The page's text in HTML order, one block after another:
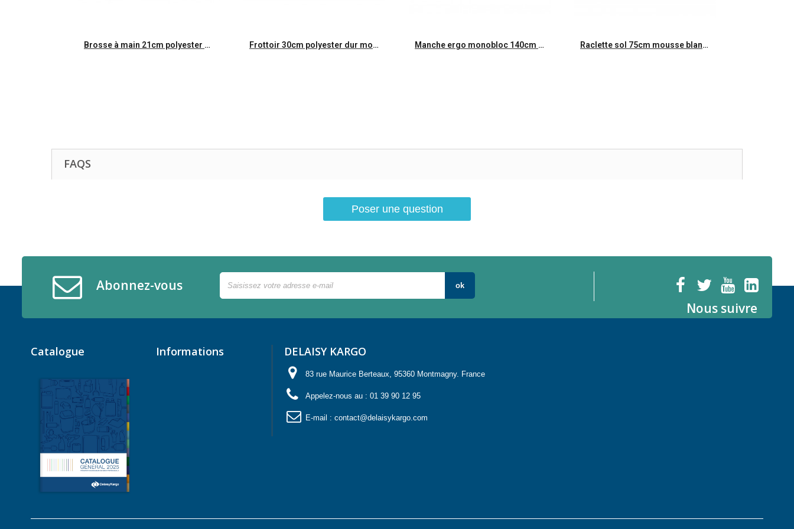
Aperçu rapide Brosse à main 21cm polyester mi-dur monture PP Gamme alimentaire Aperçu rapide Frottoir 30cm polyester dur monture PP gamme alimentaire Aperçu rapide Manche ergo monobloc 140cm Ø32mm Embout à vis Gamme alimentaire Aperçu rapide Raclette sol 75cm mousse blanche gamme alimentaire
FAQS
Poser une question
Abonnez-vous ok
Nous suivre
Catalogue Informations DELAISY KARGO
83 rue Maurice Berteaux, 95360 Montmagny. France
Appelez-nous au :01 39 90 12 95
E-mail :contact@delaisykargo.com